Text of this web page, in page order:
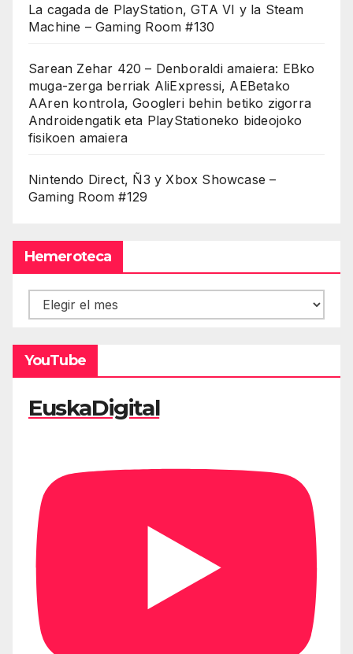
La cagada de PlayStation, GTA VI y la Steam
Machine – Gaming Room #130
Sarean Zehar 420 – Denboraldi amaiera: EBko
muga-zerga berriak AliExpressi, AEBetako
AAren kontrola, Googleri behin betiko zigorra
Androidengatik eta PlayStationeko bideojoko
fisikoen amaiera
Nintendo Direct, Ñ3 y Xbox Showcase –
Gaming Room #129
Hemeroteca
Hemeroteca
YouTube
EuskaDigital